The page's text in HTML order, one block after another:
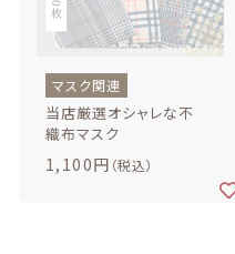
マスク関連
当店厳選オシャレな不
織布マスク
1,100円 （税込）
BAG
価格帯